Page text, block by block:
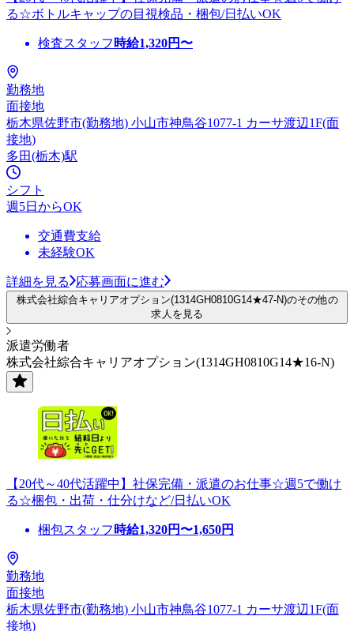
る☆ボトルキャップの目視検品・梱包/日払いOK
検査スタッフ 時給1,320円〜
勤務地
面接地
栃木県佐野市(勤務地) 小山市神鳥谷1077-1 カーサ渡辺1F(面
接地)
多田(栃木)駅
シフト
週5日からOK
交通費支給
未経験OK
詳細を見る 応募画面に進む
株式会社綜合キャリアオプション(1314GH0810G14★47-N)のその他の
求人を見る
派遣労働者
株式会社綜合キャリアオプション(1314GH0810G14★16-N)
【20代～40代活躍中】社保完備・派遣のお仕事☆週5で働け
る☆梱包・出荷・仕分けなど/日払いOK
梱包スタッフ 時給1,320円〜1,650円
勤務地
面接地
栃木県佐野市(勤務地) 小山市神鳥谷1077-1 カーサ渡辺1F(面
接地)